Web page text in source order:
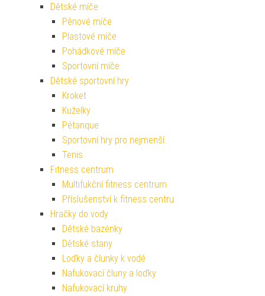
Dětské míče
Pěnové míče
Plastové míče
Pohádkové míče
Sportovní míče
Dětské sportovní hry
Kroket
Kuželky
Pétanque
Sportovní hry pro nejmenší
Tenis
Fitness centrum
Multifukční fitness centrum
Příslušenství k fitness centru
Hračky do vody
Dětské bazénky
Dětské stany
Loďky a člunky k vodě
Nafukovací čluny a loďky
Nafukovací kruhy